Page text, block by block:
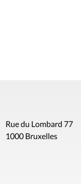
Rue du Lombard 77
1000 Bruxelles